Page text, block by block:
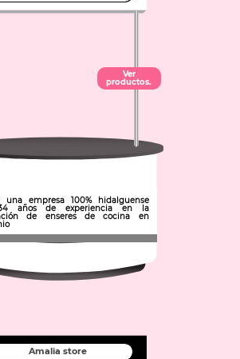
Ver
productos.
una empresa 100% hidalguense
años de experiencia en la
de enseres de cocina en
Municipio: Pachuca de Soto
Amalia store